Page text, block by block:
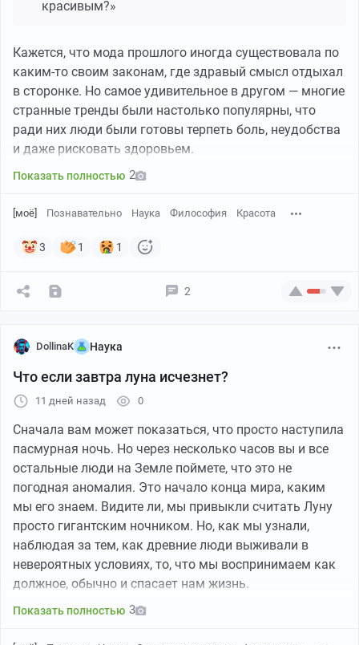
влияние после распада Османской империи.
Переговоры начались в Лондоне в конце 1915 года. В
договорённости, которая позднее была одобрена
прямой контроль над частью побережья Сирии и
территориями вокруг современного Ливана.
Великобритания получала влияние и контроль над
районами южной Месопотамии.
Другие территории предполагалось передать под
формально арабское управление, но при сохранении
британского или французского влияния. Особенно
сложным оставался вопрос Палестины. Для неё
предусматривалась особая форма международного
управления.
На бумаге это выглядело как дипломатический
народов региона соглашение означало другое. Их
Имя Моргана сегодня известно во всем мире. Оно
капиталами и влиянием на мировую экономику.
превратить финансы в инструмент власти. Он
банковское дело и энергетику, а его решения
отражались не только на бизнесе, но и на судьбе всей
Но путь к вершине начался задолго до появления
многомиллиардной империи. В тысяча восемьсот
тридцать седьмом году в состоятельной семье
финансовый мир. Тогда никто не мог представить, что
именно он однажды станет одним из самых
влиятельных людей своей эпохи.
Семья которая готовила будущего финансового
гиганта
Джей Пи Морган не был человеком, которому
пришлось выбираться из бедности. Он появился на
свет в семье, где предпринимательство и связи
красивым?»
Кажется, что мода прошлого иногда существовала по
каким-то своим законам, где здравый смысл отдыхал
в сторонке. Но самое удивительное в другом — многие
странные тренды были настолько популярны, что
ради них люди были готовы терпеть боль, неудобства
и даже рисковать здоровьем.
Показать полностью 2
[моё] Познавательно Наука Философия Красота
3 1 1
2
DollinaK Наука
Что если завтра луна исчезнет?
11 дней назад 0
Сначала вам может показаться, что просто наступила
пасмурная ночь. Но через несколько часов вы и все
остальные люди на Земле поймете, что это не
погодная аномалия. Это начало конца мира, каким
мы его знаем. Видите ли, мы привыкли считать Луну
просто гигантским ночником. Но, как мы узнали,
наблюдая за тем, как древние люди выживали в
невероятных условиях, то, что мы воспринимаем как
должное, обычно и спасает нам жизнь.
Показать полностью 3